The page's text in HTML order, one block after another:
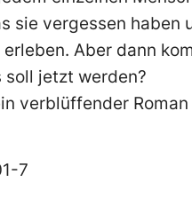
sie vergessen
Aber dann
soll jetzt werden?
verblüffender
7